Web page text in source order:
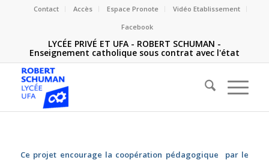
Contact Accès Espace Pronote
Vidéo Etablissement
Facebook
LYCÉE PRIVÉ ET UFA - ROBERT SCHUMAN -
Enseignement catholique sous contrat avec l'état
Ce projet encourage la coopération pédagogique par le